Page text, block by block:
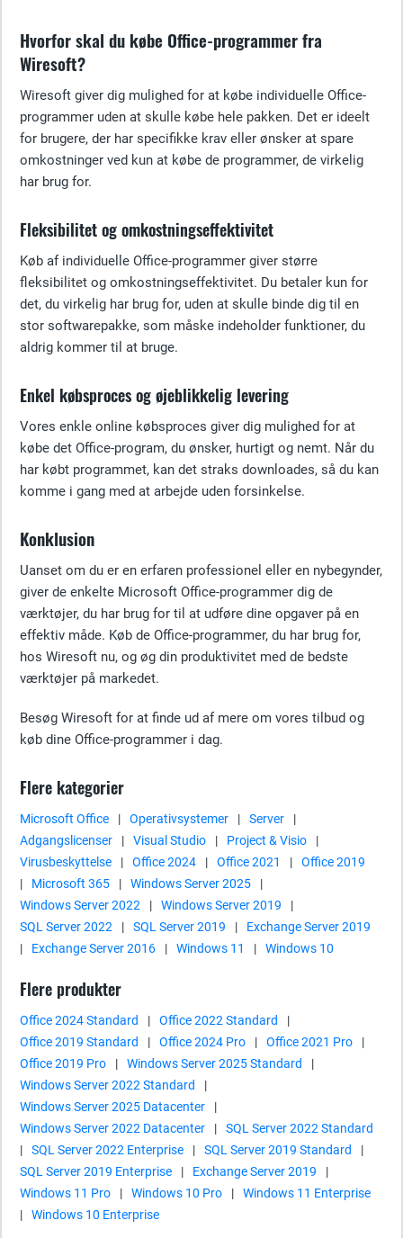
Hvorfor skal du købe Office-programmer fra
Wiresoft?
Wiresoft giver dig mulighed for at købe individuelle Office-
programmer uden at skulle købe hele pakken. Det er ideelt
for brugere, der har specifikke krav eller ønsker at spare
omkostninger ved kun at købe de programmer, de virkelig
har brug for.
Fleksibilitet og omkostningseffektivitet
Køb af individuelle Office-programmer giver større
fleksibilitet og omkostningseffektivitet. Du betaler kun for
det, du virkelig har brug for, uden at skulle binde dig til en
stor softwarepakke, som måske indeholder funktioner, du
aldrig kommer til at bruge.
Enkel købsproces og øjeblikkelig levering
Vores enkle online købsproces giver dig mulighed for at
købe det Office-program, du ønsker, hurtigt og nemt. Når du
har købt programmet, kan det straks downloades, så du kan
komme i gang med at arbejde uden forsinkelse.
Konklusion
Uanset om du er en erfaren professionel eller en nybegynder,
giver de enkelte Microsoft Office-programmer dig de
værktøjer, du har brug for til at udføre dine opgaver på en
effektiv måde. Køb de Office-programmer, du har brug for,
hos Wiresoft nu, og øg din produktivitet med de bedste
værktøjer på markedet.
Besøg Wiresoft for at finde ud af mere om vores tilbud og
køb dine Office-programmer i dag.
Flere kategorier
Microsoft Office | Operativsystemer | Server
|
Adgangslicenser
| Visual Studio | Project & Visio
|
Virusbeskyttelse
| Office 2024 | Office 2021 |
Office 2019
|
Microsoft 365 | Windows Server 2025
|
Windows Server 2022
| Windows Server 2019
|
SQL Server 2022
| SQL Server 2019 |
Exchange Server 2019
|
Exchange Server 2016 | Windows 11 | Windows 10
Flere produkter
Office 2024 Standard | Office 2022 Standard
|
Office 2019 Standard
| Office 2024 Pro | Office 2021 Pro
|
Office 2019 Pro
| Windows Server 2025 Standard
|
Windows Server 2022 Standard
|
Windows Server 2025 Datacenter
|
Windows Server 2022 Datacenter
|
SQL Server 2022 Standard
|
SQL Server 2022 Enterprise | SQL Server 2019 Standard
|
SQL Server 2019 Enterprise
| Exchange Server 2019
|
Windows 11 Pro
| Windows 10 Pro |
Windows 11 Enterprise
|
Windows 10 Enterprise